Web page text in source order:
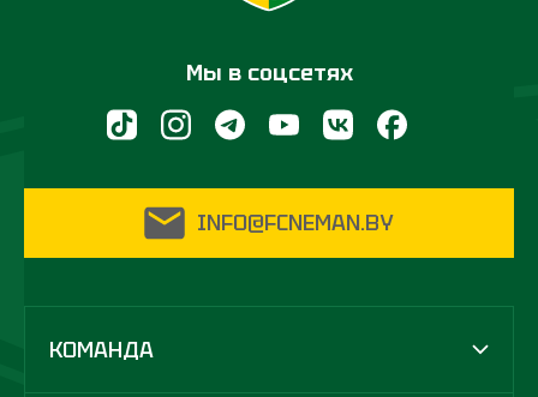
Мы в соцсетях
INFO@FCNEMAN.BY
КОМАНДА